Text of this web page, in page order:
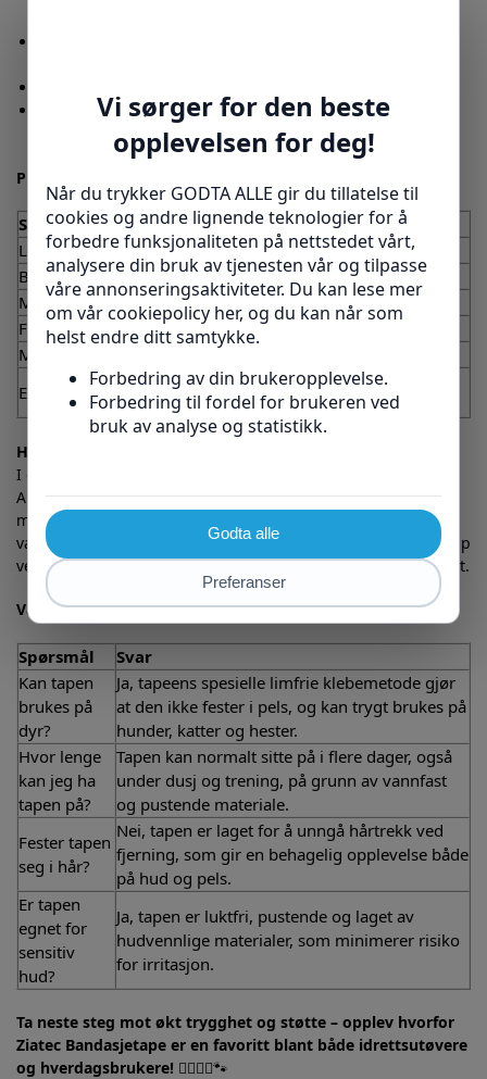
Skånsomt feste bandasjer og støtteutstyr både på
mennesker og dyr.
Produktdetaljer i et nøtteskall:
Spesifikasjon Detaljer
Lengde
4,5 meter
Bredde
5,0 cm
Materiale
95 % polypropylen, 5 % spandex
Farger
Blå, Rosa, Beige, Svart, Grønn, Hvit, Rød
Merke
Egenskaper
Elastisk, selvklebende uten lim, vannfast,
rivbar, svetteabsorberende, hudvennlig
Hvordan bruke bandasjetape effektivt?
I en video med Austin L. Sedicum fra Upper Bucks Foot &
Ankle Medical Center i Pennsylvania demonstreres hvordan
man bruker bandasjetape til å behandle og forebygge
vanlige løpeskader. Tapen kan brukes spesifikt for å støtte opp
ved for eksempel løperkne, akillessmerter eller plantar fascitt.
Vanlige spørsmål (FAQ):
Spørsmål
Svar
Kan tapen
brukes på
dyr?
Ja, tapeens spesielle limfrie klebemetode gjør
at den ikke fester i pels, og kan trygt brukes på
hunder, katter og hester.
Hvor lenge
kan jeg ha
tapen på?
Tapen kan normalt sitte på i flere dager, også
under dusj og trening, på grunn av vannfast
og pustende materiale.
Fester tapen
seg i hår?
Nei, tapen er laget for å unngå hårtrekk ved
fjerning, som gir en behagelig opplevelse både
på hud og pels.
Er tapen
egnet for
sensitiv
hud?
Ja, tapen er luktfri, pustende og laget av
hudvennlige materialer, som minimerer risiko
for irritasjon.
Ta neste steg mot økt trygghet og støtte – opplev hvorfor
Ziatec Bandasjetape er en favoritt blant både idrettsutøvere
og hverdagsbrukere! 🏃‍♂️🧑‍⚕️🐾